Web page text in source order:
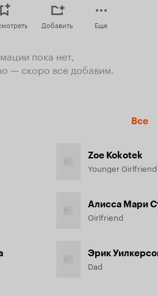
Добавить Еще
пока нет,
— скоро все добавим.
Все
Zoe Kokotek
Younger Girlfriend
Алисса Мари
Girlfriend
Эрик
Dad